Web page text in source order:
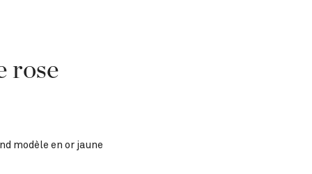
rose
modèle en or jaune